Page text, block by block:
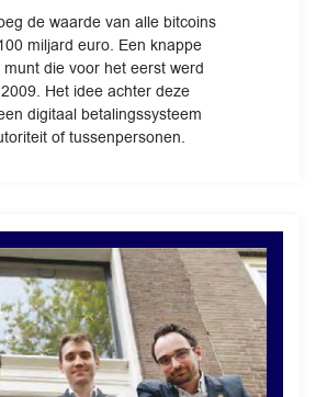
de waarde van alle bitcoins
miljard euro. Een knappe
die voor het eerst werd
Het idee achter deze
digitaal betalingssysteem
of tussenpersonen.